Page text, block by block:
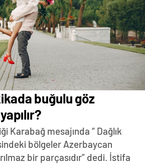
buğulu göz
Karabağ mesajında “ Dağlık
bölgeler Azerbaycan
bir parçasıdır” dedi. İstifa